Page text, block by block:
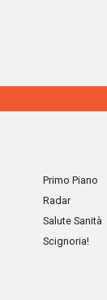
Primo Piano
Radar
Salute Sanità
Scignoria!